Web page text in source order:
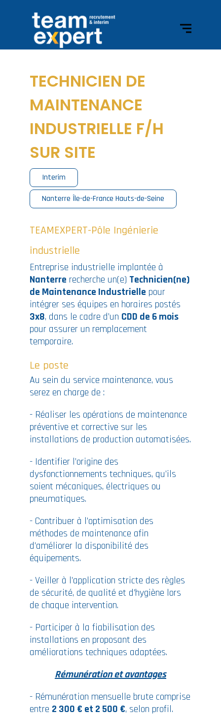
TECHNICIEN DE
MAINTENANCE
INDUSTRIELLE F/H
SUR SITE
Interim
Nanterre Île-de-France Hauts-de-Seine
TEAMEXPERT-Pôle Ingénierie
industrielle
Entreprise industrielle implantée à
Nanterre recherche un(e) Technicien(ne)
de Maintenance Industrielle pour
intégrer ses équipes en horaires postés
3x8, dans le cadre d’un CDD de 6 mois
pour assurer un remplacement
temporaire.
Le poste
Au sein du service maintenance, vous
serez en charge de :
- Réaliser les opérations de maintenance
préventive et corrective sur les
installations de production automatisées.
- Identifier l’origine des
dysfonctionnements techniques, qu’ils
soient mécaniques, électriques ou
pneumatiques.
- Contribuer à l’optimisation des
méthodes de maintenance afin
d’améliorer la disponibilité des
équipements.
- Veiller à l’application stricte des règles
de sécurité, de qualité et d’hygiène lors
de chaque intervention.
- Participer à la fiabilisation des
installations en proposant des
améliorations techniques adaptées.
Rémunération et avantages
- Rémunération mensuelle brute comprise
entre 2 300 € et 2 500 €, selon profil.